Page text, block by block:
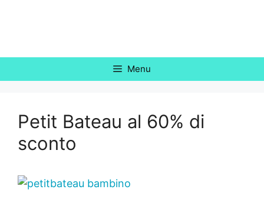
Menu
Petit Bateau al 60% di
sconto